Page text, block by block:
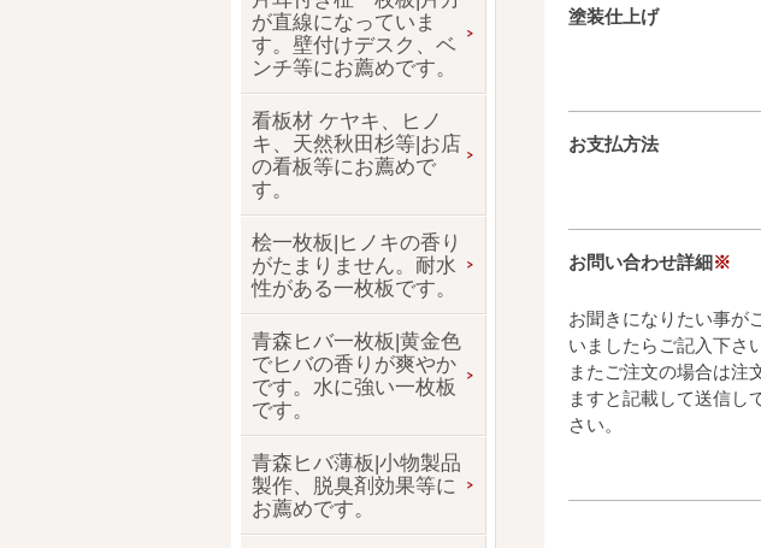
塗装仕上げ
お支払方法
お問い合わせ詳細※
お聞きになりたい事が
いましたらご記入下さ
またご注文の場合は注
ますと記載して送信し
さい。
が直線になっていま
す。壁付けデスク、ベ
ンチ等にお薦めです。
看板材 ケヤキ、ヒノ
キ、天然秋田杉等|お店
の看板等にお薦めで
す。
桧一枚板|ヒノキの香り
がたまりません。耐水
性がある一枚板です。
青森ヒバ一枚板|黄金色
でヒバの香りが爽やか
です。水に強い一枚板
です。
青森ヒバ薄板|小物製品
製作、脱臭剤効果等に
お薦めです。